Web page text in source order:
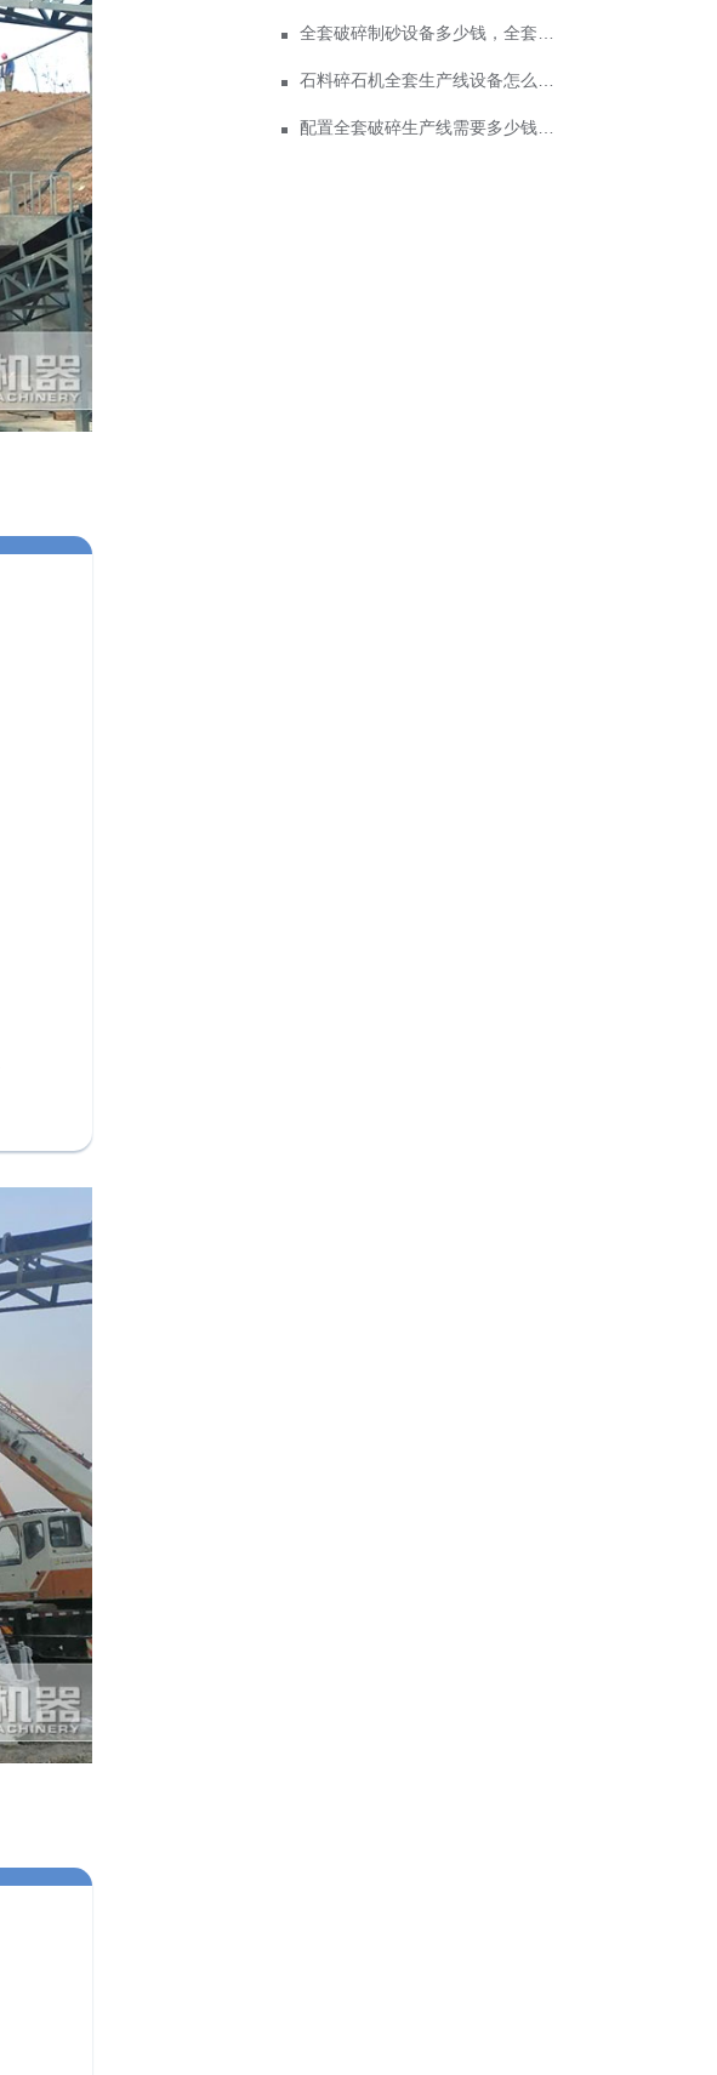
全套破碎制砂设备多少钱，全套破碎制砂生产线设备配置详情
石料碎石机全套生产线设备怎么配置，价格多少
配置全套破碎生产线需要多少钱，破碎石子机厂家哪里有